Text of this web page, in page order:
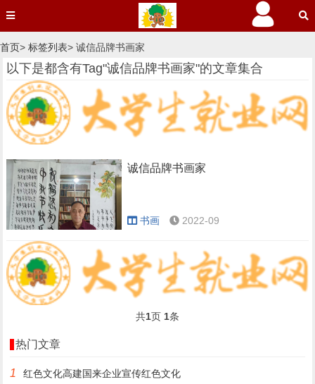
首页> 标签列表> 诚信品牌书画家
以下是都含有Tag"诚信品牌书画家"的文章集合
诚信品牌书画家
书画 2022-09
共1页 1条
热门文章
1 ​红色文化高建国来企业宣传红色文化